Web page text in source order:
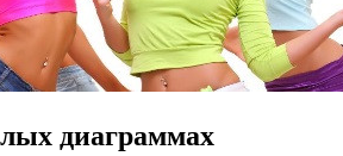
диаграммах